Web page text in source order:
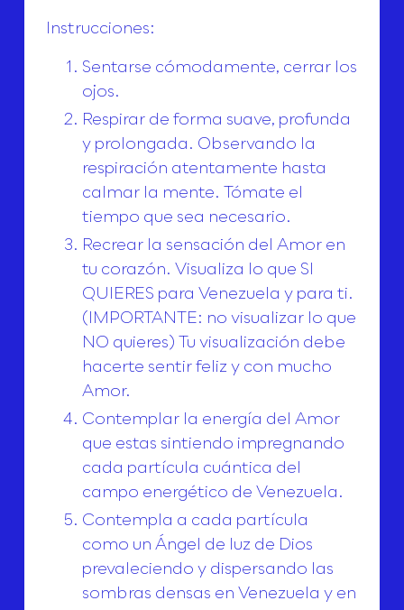
Instrucciones:
Sentarse cómodamente, cerrar los
ojos.
Respirar de forma suave, profunda
y prolongada. Observando la
respiración atentamente hasta
calmar la mente. Tómate el
tiempo que sea necesario.
Recrear la sensación del Amor en
tu corazón. Visualiza lo que SI
QUIERES para Venezuela y para ti.
(IMPORTANTE: no visualizar lo que
NO quieres) Tu visualización debe
hacerte sentir feliz y con mucho
Amor.
Contemplar la energía del Amor
que estas sintiendo impregnando
cada partícula cuántica del
campo energético de Venezuela.
Contempla a cada partícula
como un Ángel de luz de Dios
prevaleciendo y dispersando las
sombras densas en Venezuela y en